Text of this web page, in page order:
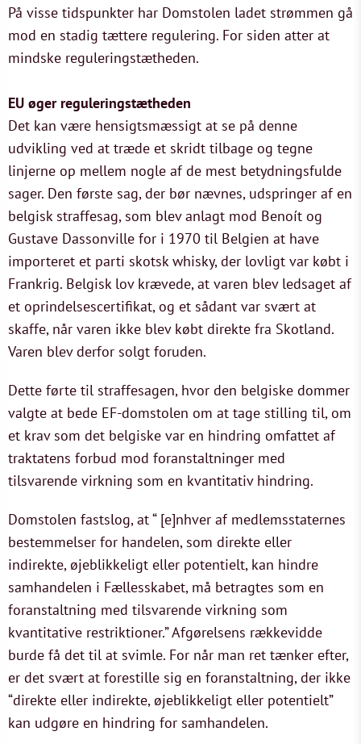
På visse tidspunkter har Domstolen ladet strømmen gå
mod en stadig tættere regulering. For siden atter at
mindske reguleringstætheden.
EU øger reguleringstætheden
Det kan være hensigtsmæssigt at se på denne
udvikling ved at træde et skridt tilbage og tegne
linjerne op mellem nogle af de mest betydningsfulde
sager. Den første sag, der bør nævnes, udspringer af en
belgisk straffesag, som blev anlagt mod Benoít og
Gustave Dassonville for i 1970 til Belgien at have
importeret et parti skotsk whisky, der lovligt var købt i
Frankrig. Belgisk lov krævede, at varen blev ledsaget af
et oprindelsescertifikat, og et sådant var svært at
skaffe, når varen ikke blev købt direkte fra Skotland.
Varen blev derfor solgt foruden.
Dette førte til straffesagen, hvor den belgiske dommer
valgte at bede EF-domstolen om at tage stilling til, om
et krav som det belgiske var en hindring omfattet af
traktatens forbud mod foranstaltninger med
tilsvarende virkning som en kvantitativ hindring.
Domstolen fastslog, at “ [e]nhver af medlemsstaternes
bestemmelser for handelen, som direkte eller
indirekte, øjeblikkeligt eller potentielt, kan hindre
samhandelen i Fællesskabet, må betragtes som en
foranstaltning med tilsvarende virkning som
kvantitative restriktioner.” Afgørelsens rækkevidde
burde få det til at svimle. For når man ret tænker efter,
er det svært at forestille sig en foranstaltning, der ikke
“direkte eller indirekte, øjeblikkeligt eller potentielt”
kan udgøre en hindring for samhandelen.